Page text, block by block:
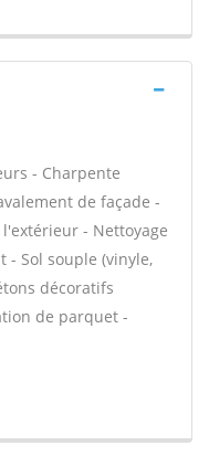
- Charpente
de façade -
- Nettoyage
- Sol souple (vinyle,
décoratifs
de parquet -